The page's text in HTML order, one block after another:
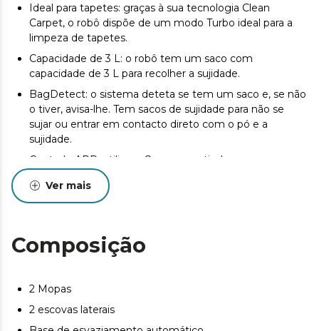
Ideal para tapetes: graças à sua tecnologia Clean
Carpet, o robô dispõe de um modo Turbo ideal para a
limpeza de tapetes.
Capacidade de 3 L: o robô tem um saco com
capacidade de 3 L para recolher a sujidade.
BagDetect: o sistema deteta se tem um saco e, se não
o tiver, avisa-lhe. Tem sacos de sujidade para não se
sujar ou entrar em contacto direto com o pó e a
sujidade.
Controlo APP: utilize o Conga a partir do seu
smartphone e controle os programas, a potência, a
lavagem, o histórico e muito mais.
necessidades.
Duas escovas laterais: aumenta o alcance de aspiração
Escova multifunções: a escova Brush Pro com cerdas e
borracha de silicone é ideal para tapetes e para remover
todos os tipos de sujidade.
Ver mais
Composição
2 Mopas
2 escovas laterais